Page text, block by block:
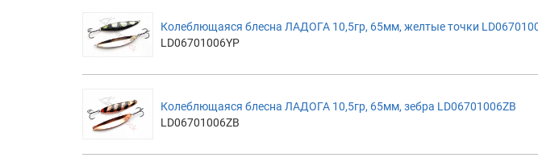
Колеблющаяся блесна ЛАДОГА 10,5гр, 65мм, желтые точки
LD06701006YP
Колеблющаяся блесна ЛАДОГА 10,5гр, 65мм, зебра LD06701006ZB
LD06701006ZB